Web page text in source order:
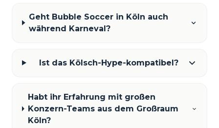
Geht Bubble Soccer in Köln auch
während Karneval?
Ist das Kölsch-Hype-kompatibel?
Habt ihr Erfahrung mit großen
Konzern-Teams aus dem Großraum
Köln?